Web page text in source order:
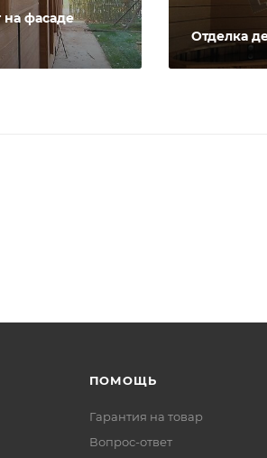
фасаде
Отделка
ПОМОЩЬ
Гарантия на товар
Вопрос-ответ